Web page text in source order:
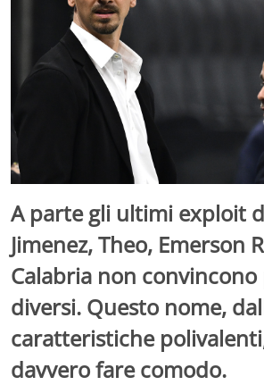
A parte gli ultimi exploit
Jimenez, Theo, Emerson
Calabria non
diversi. Questo nome,
caratteristiche
davvero fare comodo.